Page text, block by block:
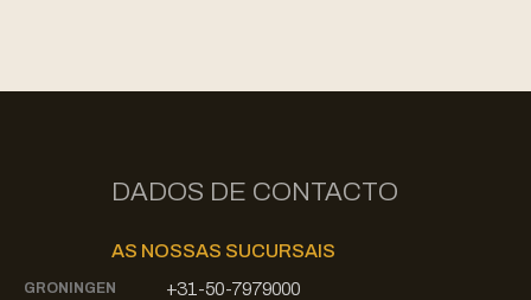
DADOS DE CONTACTO
AS NOSSAS SUCURSAIS
GRONINGEN +31-50-7979000